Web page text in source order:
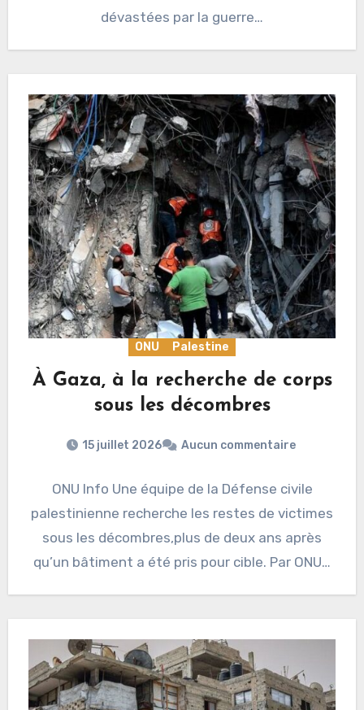
dévastées par la guerre…
ONU Palestine
À Gaza, à la recherche de corps
sous les décombres
15 juillet 2026 Aucun commentaire
ONU Info Une équipe de la Défense civile
palestinienne recherche les restes de victimes
sous les décombres,plus de deux ans après
qu’un bâtiment a été pris pour cible. Par ONU…